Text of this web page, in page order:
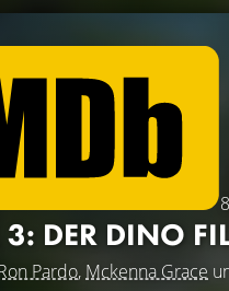
3: DER DINO
Pardo, Mckenna Grace